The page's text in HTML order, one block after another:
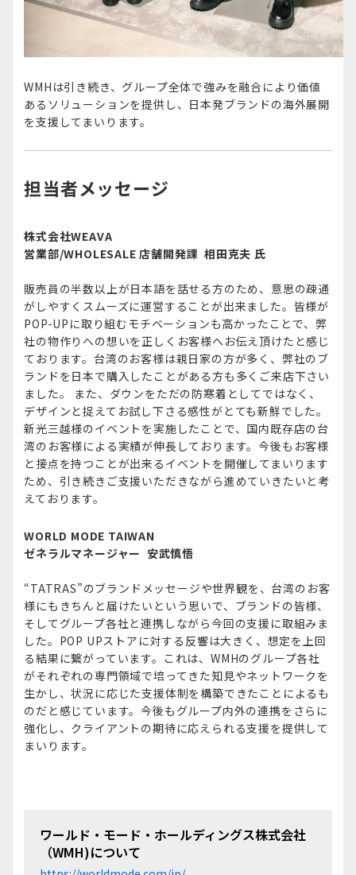
WMHは引き続き、グループ全体で強みを融合により価値
あるソリューションを提供し、日本発ブランドの海外展開
を支援してまいります。
担当者メッセージ
株式会社WEAVA
営業部/WHOLESALE 店舗開発課 相田克夫 氏
販売員の半数以上が日本語を話せる方のため、意思の疎通
がしやすくスムーズに運営することが出来ました。皆様が
POP-UPに取り組むモチベーションも高かったことで、弊
社の物作りへの想いを正しくお客様へお伝え頂けたと感じ
ております。台湾のお客様は親日家の方が多く、弊社のブ
ランドを日本で購入したことがある方も多くご来店下さい
ました。 また、ダウンをただの防寒着としてではなく、
デザインと捉えてお試し下さる感性がとても新鮮でした。
新光三越様のイベントを実施したことで、国内既存店の台
湾のお客様による実績が伸長しております。今後もお客様
と接点を持つことが出来るイベントを開催してまいります
ため、引き続きご支援いただきながら進めていきたいと考
えております。
WORLD MODE TAIWAN
ゼネラルマネージャー 安武慎悟
“TATRAS”のブランドメッセージや世界観を、台湾のお客
様にもきちんと届けたいという思いで、ブランドの皆様、
そしてグループ各社と連携しながら今回の支援に取組みま
した。POP UPストアに対する反響は大きく、想定を上回
る結果に繋がっています。これは、WMHのグループ各社
がそれぞれの専門領域で培ってきた知見やネットワークを
生かし、状況に応じた支援体制を構築できたことによるも
のだと感じています。今後もグループ内外の連携をさらに
強化し、クライアントの期待に応えられる支援を提供して
まいります。
ワールド・モード・ホールディングス株式会社
（WMH)について